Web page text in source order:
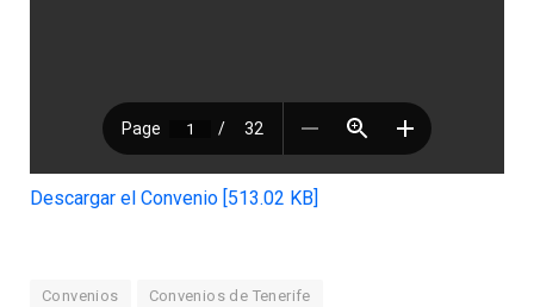
Descargar el Convenio [513.02 KB]
Convenios Convenios de Tenerife